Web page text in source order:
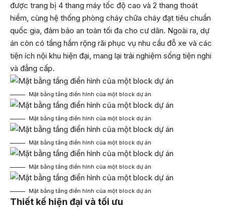
được trang bị 4 thang máy tốc độ cao và 2 thang thoát
hiểm, cùng hệ thống phòng cháy chữa cháy đạt tiêu chuẩn
quốc gia, đảm bảo an toàn tối đa cho cư dân. Ngoài ra, dự
án còn có tầng hầm rộng rãi phục vụ nhu cầu đỗ xe và các
tiện ích nội khu hiện đại, mang lại trải nghiệm sống tiện nghi
và đẳng cấp.
Mặt bằng tầng điển hình của một block dự án
Mặt bằng tầng điển hình của một block dự án
Mặt bằng tầng điển hình của một block dự án
Mặt bằng tầng điển hình của một block dự án
Mặt bằng tầng điển hình của một block dự án
Thiết kế hiện đại và tối ưu